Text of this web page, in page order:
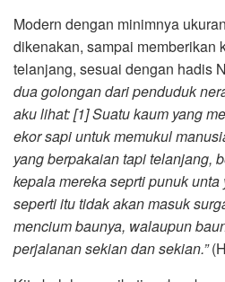
Modern dengan minimnya
dikenakan, sampai memberikan
telanjang, sesuai dengan hadis
dua golongan dari penduduk
aku lihat: [1] Suatu kaum yang
ekor sapi untuk memukul
yang berpakaian tapi telanjang,
kepala mereka seprti punuk
seperti itu tidak akan masuk
mencium baunya, walaupun
perjalanan sekian dan sekian.”